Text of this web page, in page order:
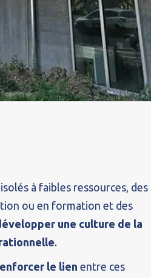
à faibles ressources, des
ou en formation et des
une culture de la
.
le lien entre ces